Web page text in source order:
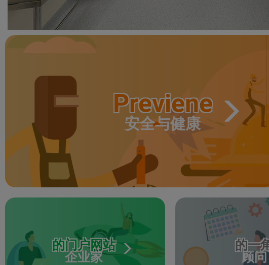
Previene
安全与健康
的门户网站
企业家
的一
顾问